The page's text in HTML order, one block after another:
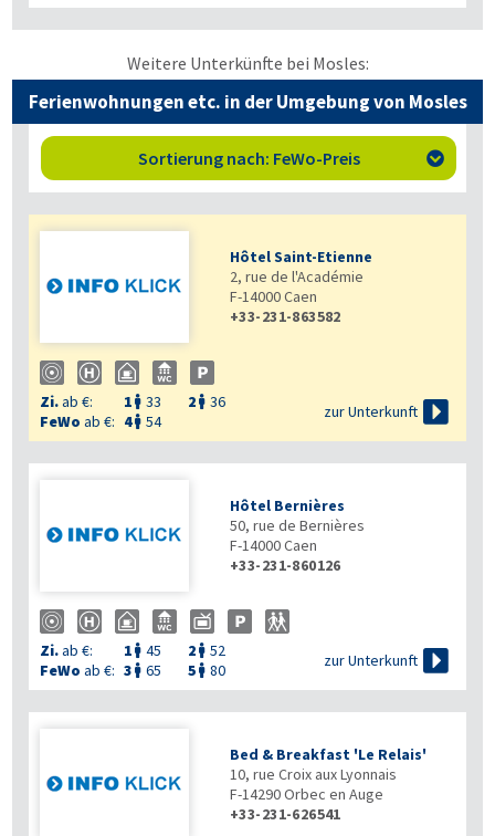
Weitere Unterkünfte bei Mosles:
Ferienwohnungen etc. in der Umgebung von Mosles
Sortierung nach: FeWo-Preis 
Hôtel Saint-Etienne
2, rue de l'Académie
F-14000Caen
+33-231-863582
Zi.ab €: 1  33 2  36
FeWo ab €: 4 54
zur Unterkunft 
Hôtel Bernières
50, rue de Bernières
F-14000Caen
+33-231-860126
Zi.ab €: 1  45 2  52
FeWo ab €: 3  65 5  80
zur Unterkunft 
Bed & Breakfast 'Le Relais'
10, rue Croix aux Lyonnais
F-14290Orbec en Auge
+33-231-626541